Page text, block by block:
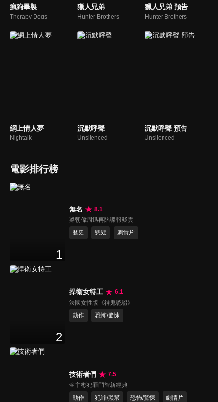
瘋狗畢製
Therapy Dogs
獵人兄弟
Hunter Brothers
獵人兄弟 預告
Hunter Brothers
網上情人夢
Nightalk
沉默呼聲
Unsilenced
沉默呼聲 預告
Unsilenced
電影排行榜
1
無名
8.1
梁朝偉周迅再陷諜報疑雲
歷史
懸疑 劇情片
2
捍衛女特工
6.1
法國女性版《神鬼認證》
動作
恐怖/驚悚
技術者們
7.5
金宇彬犯罪鬥智新經典
動作
犯罪/黑幫 恐怖/驚悚 劇情片